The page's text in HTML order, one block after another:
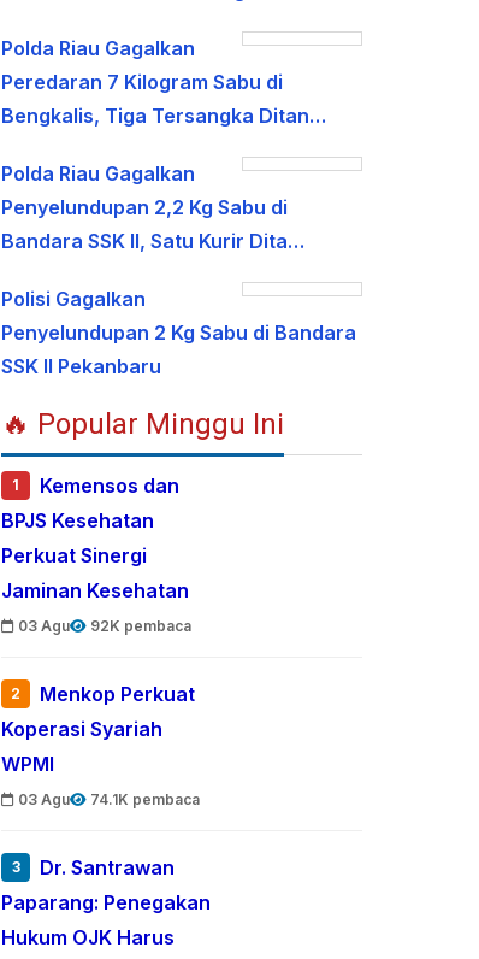
Polda Riau Gagalkan
Peredaran 7 Kilogram Sabu di
Bengkalis, Tiga Tersangka Ditan…
Polda Riau Gagalkan
Penyelundupan 2,2 Kg Sabu di
Bandara SSK II, Satu Kurir Dita…
Polisi Gagalkan
Penyelundupan 2 Kg Sabu di Bandara
SSK II Pekanbaru
🔥 Popular Minggu Ini
1
Kemensos dan
BPJS Kesehatan
Perkuat Sinergi
Jaminan Kesehatan
03 Agu 92K pembaca
2
Menkop Perkuat
Koperasi Syariah
WPMI
03 Agu 74.1K pembaca
3
Dr. Santrawan
Paparang: Penegakan
Hukum OJK Harus